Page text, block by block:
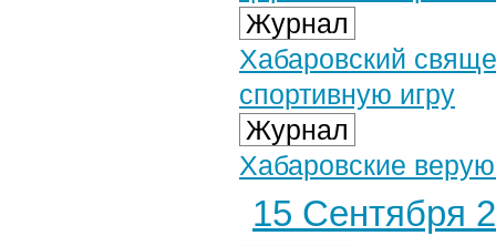
Журнал
Хабаровский
спортивную игру
Журнал
Хабаровские
15 Сентября